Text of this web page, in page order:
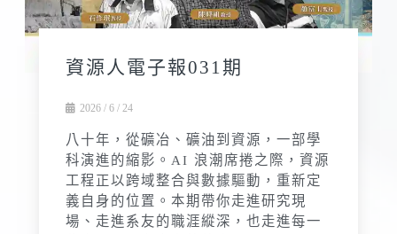
資源人電子報031期
2026 / 6 / 24
八十年，從礦冶、礦油到資源，一部學
科演進的縮影。AI 浪潮席捲之際，資源
工程正以跨域整合與數據驅動，重新定
義自身的位置。本期帶你走進研究現
場、走進系友的職涯縱深，也走進每一